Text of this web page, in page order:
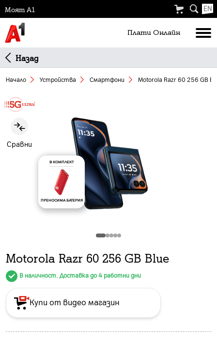
Моят А1 EN
Плати Oнлайн
Назад
Начало Устройства Смартфони Motorola Razr 60 256 GB
Сравни
В КОМПЛЕКТ
ПРЕНОСИМА БАТЕРИЯ
Motorola Razr 60 256 GB Blue
В наличност. Доставка до 4 работни дни
Купи от видео магазин